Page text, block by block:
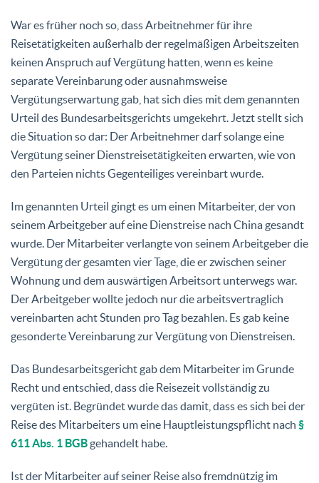
War es früher noch so, dass Arbeitnehmer für ihre
Reisetätigkeiten außerhalb der regelmäßigen Arbeitszeiten
keinen Anspruch auf Vergütung hatten, wenn es keine
separate Vereinbarung oder ausnahmsweise
Vergütungserwartung gab, hat sich dies mit dem genannten
Urteil des Bundesarbeitsgerichts umgekehrt. Jetzt stellt sich
die Situation so dar: Der Arbeitnehmer darf solange eine
Vergütung seiner Dienstreisetätigkeiten erwarten, wie von
den Parteien nichts Gegenteiliges vereinbart wurde.
Im genannten Urteil gingt es um einen Mitarbeiter, der von
seinem Arbeitgeber auf eine Dienstreise nach China gesandt
wurde. Der Mitarbeiter verlangte von seinem Arbeitgeber die
Vergütung der gesamten vier Tage, die er zwischen seiner
Wohnung und dem auswärtigen Arbeitsort unterwegs war.
Der Arbeitgeber wollte jedoch nur die arbeitsvertraglich
vereinbarten acht Stunden pro Tag bezahlen. Es gab keine
gesonderte Vereinbarung zur Vergütung von Dienstreisen.
Das Bundesarbeitsgericht gab dem Mitarbeiter im Grunde
Recht und entschied, dass die Reisezeit vollständig zu
vergüten ist. Begründet wurde das damit, dass es sich bei der
Reise des Mitarbeiters um eine Hauptleistungspflicht nach §
611 Abs. 1 BGBgehandelt habe.
Ist der Mitarbeiter auf seiner Reise also fremdnützig im